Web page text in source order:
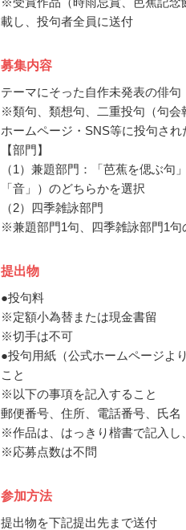
載し、投句者全員に送付
募集内容
テーマにそった自作未発表の俳句
※類句、類想句、二重投句（句会
ホームページ・SNS等に投句さ
【部門】
（1）兼題部門：「芭蕉を偲ぶ句
「音」）のどちらかを選択
（2）四季雑詠部門
※兼題部門1句、四季雑詠部門1句
提出物
●投句料
※定額小為替または現金書留
※切手は不可
●投句用紙（公式ホームページよ
こと
※以下の事項を記入すること
郵便番号、住所、電話番号、氏名
※作品は、はっきり楷書で記入し
※応募点数は不問
参加方法
提出物を下記提出先まで送付